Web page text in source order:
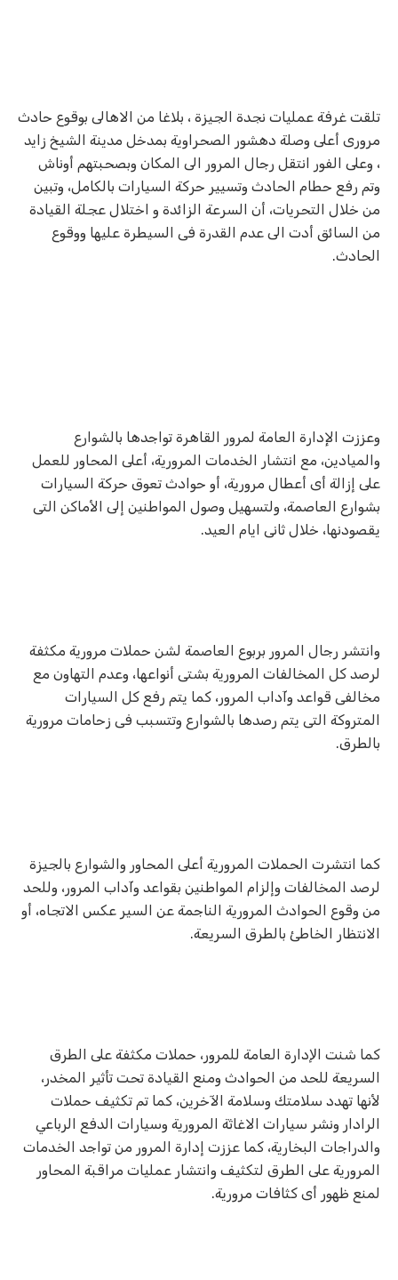
تلقت غرفة عمليات نجدة الجيزة ، بلاغا من الاهالى بوقوع حادث
مرورى أعلى وصلة دهشور الصحراوية بمدخل مدينة الشيخ زايد
، وعلى الفور انتقل رجال المرور الى المكان وبصحبتهم أوناش
وتم رفع حطام الحادث وتسيير حركة السيارات بالكامل، وتبين
من خلال التحريات، أن السرعة الزائدة و اختلال عجلة القيادة
من السائق أدت الى عدم القدرة فى السيطرة عليها ووقوع
الحادث.
وعززت الإدارة العامة لمرور القاهرة تواجدها بالشوارع
والميادين، مع انتشار الخدمات المرورية، أعلى المحاور للعمل
على إزالة أى أعطال مرورية، أو حوادث تعوق حركة السيارات
بشوارع العاصمة، ولتسهيل وصول المواطنين إلى الأماكن التى
يقصودنها، خلال ثانى ايام العيد.
وانتشر رجال المرور بربوع العاصمة لشن حملات مرورية مكثفة
لرصد كل المخالفات المرورية بشتى أنواعها، وعدم التهاون مع
مخالفى قواعد وآداب المرور، كما يتم رفع كل السيارات
المتروكة التى يتم رصدها بالشوارع وتتسبب فى زحامات مرورية
بالطرق.
كما انتشرت الحملات المرورية أعلى المحاور والشوارع بالجيزة
لرصد المخالفات وإلزام المواطنين بقواعد وآداب المرور، وللحد
من وقوع الحوادث المرورية الناجمة عن السير عكس الاتجاه، أو
الانتظار الخاطئ بالطرق السريعة.
كما شنت اﻹدارة العامة للمرور، حملات مكثفة على الطرق
السريعة للحد من الحوادث ومنع القيادة تحت تأثير المخدر،
لأنها تهدد سلامتك وسلامة الآخرين، كما تم تكثيف حملات
الرادار ونشر سيارات الاغاثة المرورية وسيارات الدفع الرباعي
والدراجات البخارية، كما عززت إدارة المرور من تواجد الخدمات
المرورية على الطرق لتكثيف وانتشار عمليات مراقبة المحاور
لمنع ظهور أى كثافات مرورية.